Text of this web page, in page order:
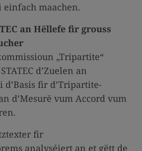
einfach maachen.
an Hëllefe fir grouss
„Tripartite“
d’Zuelen an
d’Basis fir d’Tripartite-
d’Mesurë vum Accord vum
fir
analyséiert an et gëtt de